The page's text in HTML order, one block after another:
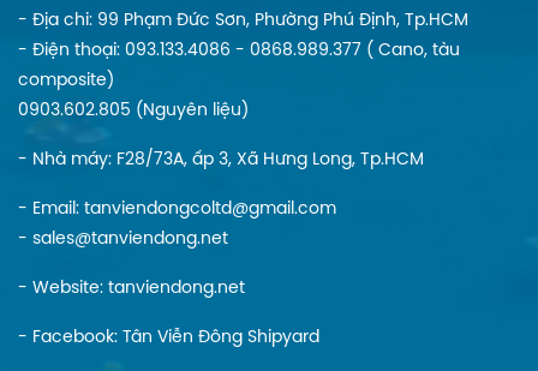
- Địa chi: 99 Phạm Đức Sơn, Phường Phú Định, Tp.HCM
- Điện thoại: 093.133.4086 - 0868.989.377 ( Cano, tàu
composite)
0903.602.805 (Nguyên liệu)
- Nhà máy: F28/73A, ấp 3, Xã Hưng Long, Tp.HCM
- Email: tanviendongcoltd@gmail.com
- sales@tanviendong.net
- Website: tanviendong.net
- Facebook: Tân Viễn Đông Shipyard